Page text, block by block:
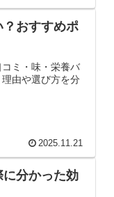
？おすすめポ
ミ・味・栄養バ
由や選び方を分
2025.11.21
に分かった効